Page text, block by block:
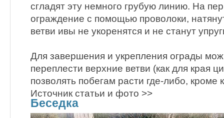
сгладят эту немного грубую линию. На
ограждение с помощью проволоки,
ветви ивы не укоренятся и не станут
Для завершения и укрепления ограды
переплести верхние ветви (как для края
позволять побегам расти где-либо, кроме
Источник статьи и фото >>
Беседка